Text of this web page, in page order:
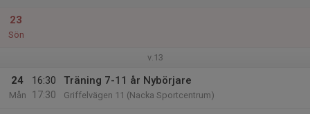
23
Sön
v.13
24
Mån
16:30
17:30
Träning 7-11 år Nybörjare
Griffelvägen 11 (Nacka Sportcentrum)